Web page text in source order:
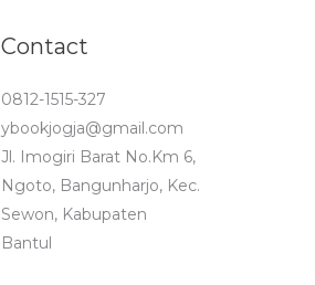
Contact
0812-1515-327
ybookjogja@gmail.com
Jl. Imogiri Barat No.Km 6,
Ngoto, Bangunharjo, Kec.
Sewon, Kabupaten
Bantul